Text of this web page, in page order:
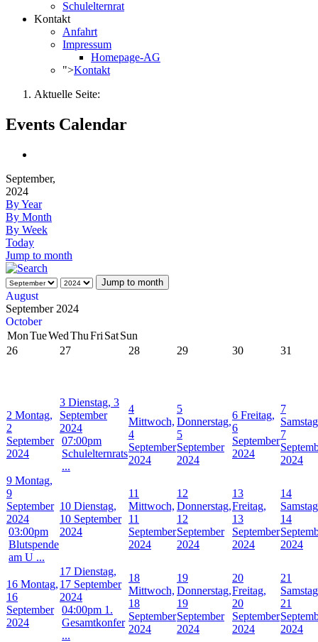
Schulelternrat
Kontakt
Anfahrt
Impressum
Homepage-AG
">Kontakt
Aktuelle Seite:
Events Calendar
September,
2024
By Year
By Month
By Week
Today
Jump to month
Jump to month
August
September 2024
October
MonTueWedThuFri SatSun
26
27 28 29 30 31
2 Montag,
2
September
2024
3 Dienstag, 3
September
2024
07:00pm
Schulelternrats
...
4
Mittwoch,
4
September
2024
5
Donnerstag,
5
September
2024
6 Freitag,
6
September
2024
7
7
2024
9 Montag,
9
September
2024
03:00pm
Blutspende
am U ...
10 Dienstag,
10 September
2024
11
Mittwoch,
11
September
2024
12
Donnerstag,
12
September
2024
13
Freitag,
13
September
2024
14
14
2024
16 Montag,
16
September
2024
17 Dienstag,
17 September
2024
04:00pm 1.
Gesamtkonfer
...
18
Mittwoch,
18
September
2024
19
Donnerstag,
19
September
2024
20
Freitag,
20
September
2024
21
21
2024